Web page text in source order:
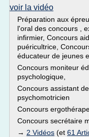
voir la vidéo
Préparation aux
l'oral des concours ,
infirmier, Concours
puéricultrice,
éducateur de jeunes
Concours moniteur
psychologique,
Concours assistant
psychomotricien
Concours
Concours secrétaire
→ 2 Vidéos (et 61